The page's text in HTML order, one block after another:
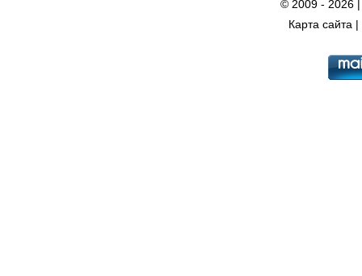
© 2009 - 2026
Карта сайта |